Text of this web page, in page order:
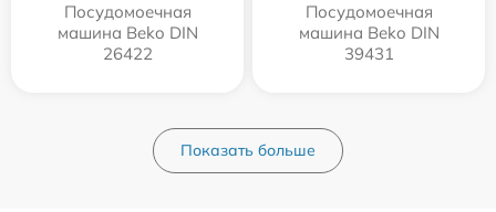
Посудомоечная
машина Beko DIN
26422
Посудомоечная
машина Beko DIN
39431
Показать больше